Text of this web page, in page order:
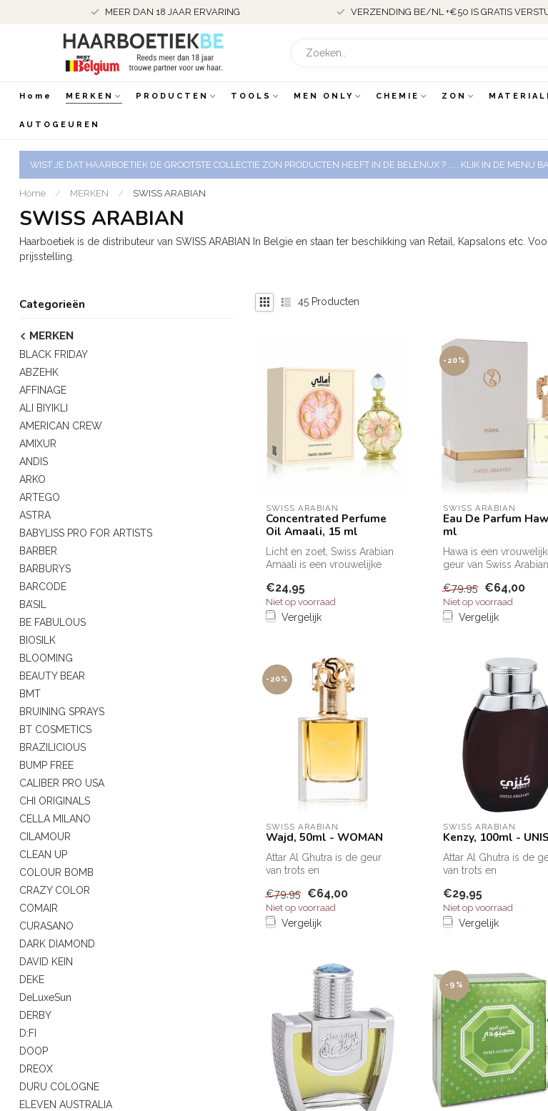
MEER DAN 18 JAAR ERVARING VERZENDING BE/NL +€50 IS GRATIS
Home MERKEN PRODUCTEN TOOLS MEN ONLY CHEMIE ZON
AUTOGEUREN
WIST JE DAT HAARBOETIEK DE GROOTSTE COLLECTIE ZON PRODUCTEN HEEFT IN DE BELENUX ? ..... KLIK IN DE MENU
Home / MERKEN / SWISS ARABIAN
SWISS ARABIAN
Haarboetiek is de distributeur van SWISS ARABIAN In Belgie en staan ter beschikking van Retail, Kapsalons etc.
prijsstelling.
Categorieën
MERKEN
BLACK FRIDAY
ABZEHK
AFFINAGE
ALI BIYIKLI
AMERICAN CREW
AMIXUR
ANDIS
ARKO
ARTEGO
ASTRA
BABYLISS PRO FOR ARTISTS
BARBER
BARBURYS
BARCODE
BA’SIL
BE FABULOUS
BIOSILK
BLOOMING
BEAUTY BEAR
BMT
BRUINING SPRAYS
BT COSMETICS
BRAZILICIOUS
BUMP FREE
CALIBER PRO USA
CHI ORIGINALS
CELLA MILANO
CILAMOUR
CLEAN UP
COLOUR BOMB
CRAZY COLOR
COMAIR
CURASANO
DARK DIAMOND
DAVID KEIN
DEKE
DeLuxeSun
DERBY
D:FI
DOOP
DREOX
DURU COLOGNE
ELEVEN AUSTRALIA
45 Producten
SWISS ARABIAN
Concentrated Perfume
Oil Amaali, 15 ml
Licht en zoet, Swiss Arabian
Amaali is een vrouwelijke
€24,95
Niet op voorraad
Vergelijk
-20%
SWISS ARABIAN
Eau De Parfum
ml
Hawa is een
geur van Swiss
Ter...
€79,95 €64,00
Niet op voorraad
Vergelijk
-20%
SWISS ARABIAN
Wajd, 50ml - WOMAN
Attar Al Ghutra is de geur
van trots en
een oase van...
€79,95 €64,00
Niet op voorraad
Vergelijk
SWISS ARABIAN
Kenzy, 100ml -
Attar Al Ghutra is de
van trots en
een oase van...
€29,95
Niet op voorraad
Vergelijk
-9%